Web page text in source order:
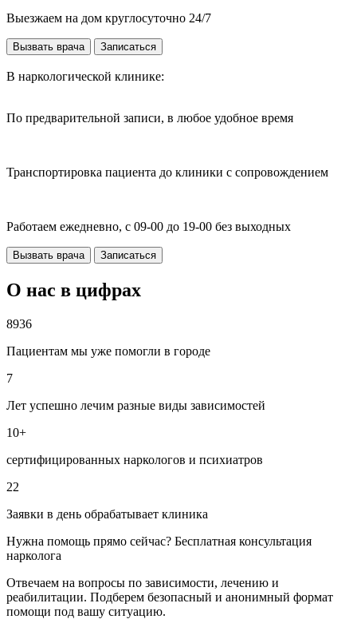
Выезжаем на дом круглосуточно 24/7
Вызвать врача Записаться
В наркологической клинике:
По предварительной записи, в любое удобное время
Транспортировка пациента до клиники с сопровождением
Работаем ежедневно, с 09-00 до 19-00 без выходных
Вызвать врача Записаться
О нас в цифрах
8936
Пациентам мы уже помогли в городе
7
Лет успешно лечим разные виды зависимостей
10+
сертифицированных наркологов и психиатров
22
Заявки в день обрабатывает клиника
Нужна помощь прямо сейчас? Бесплатная консультация
нарколога
Отвечаем на вопросы по зависимости, лечению и
реабилитации. Подберем безопасный и анонимный формат
помощи под вашу ситуацию.